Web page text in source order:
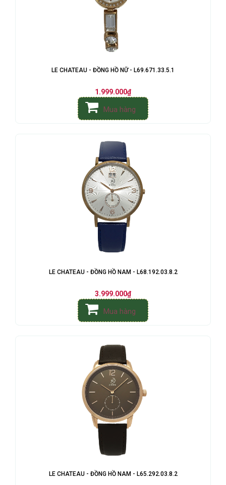
LE CHATEAU - ĐỒNG HỒ NỮ - L69.671.33.5.1
1.999.000₫
Mua hàng
LE CHATEAU - ĐỒNG HỒ NAM - L68.192.03.8.2
3.999.000₫
Mua hàng
LE CHATEAU - ĐỒNG HỒ NAM - L65.292.03.8.2